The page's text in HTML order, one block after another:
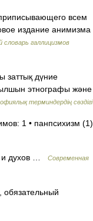
всем
издание анимизма
словарь галлицизмов
заттық дүние
этнографы және
терминдердің сөздігі
1 • панпсихизм (1)
и духов …
Современная
обязательный